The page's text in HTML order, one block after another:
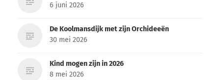
6 juni 2026
De Koolmansdijk met zijn Orchideeën
30 mei 2026
Kind mogen zijn in 2026
8 mei 2026